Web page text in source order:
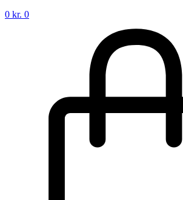
0 kr. 0